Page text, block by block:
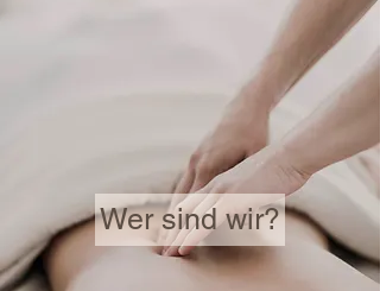
Wer sind wir?